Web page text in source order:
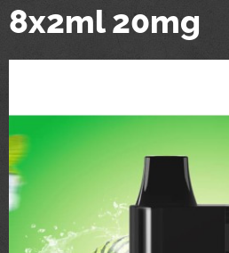
8x2ml 20mg